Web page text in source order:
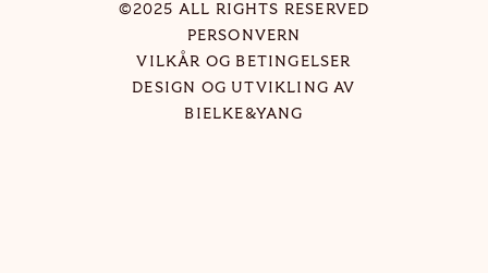
©2025 ALL RIGHTS RESERVED
PERSONVERN
VILKÅR OG BETINGELSER
DESIGN OG UTVIKLING AV
BIELKE&YANG